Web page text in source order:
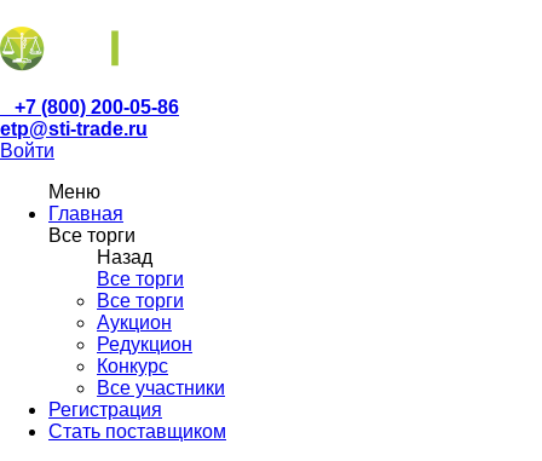
+7 (800) 200-05-86
etp@sti-trade.ru
Войти
Меню
Главная
Все торги
Назад
Все торги
Все торги
Аукцион
Редукцион
Конкурс
Все участники
Регистрация
Стать поставщиком